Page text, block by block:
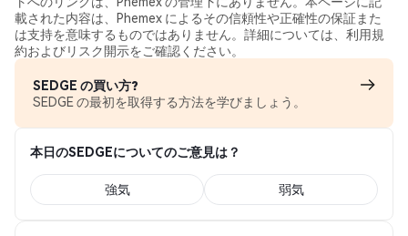
載された内容は、Phemex によるその信頼性や正確性の保証また
は支持を意味するものではありません。詳細については、利用規
約およびリスク開示をご確認ください。
SEDGE の買い方?
SEDGE の最初を取得する方法を学びましょう。
本日のSEDGEについてのご意見は？
強気 弱気